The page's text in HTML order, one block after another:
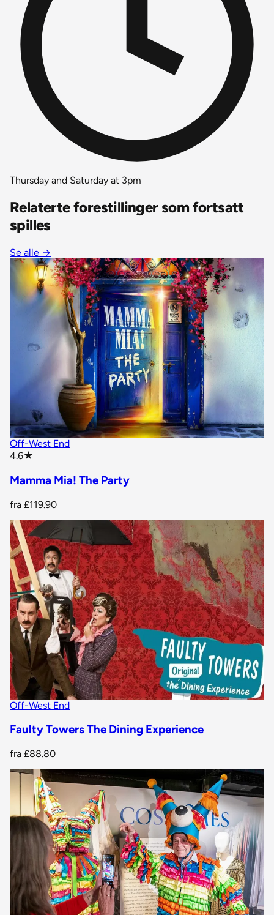
Thursday and Saturday at 3pm
Relaterte forestillinger som fortsatt
spilles
Se alle →
Off-West End
4.6★
Mamma Mia! The Party
fra £119.90
Off-West End
Faulty Towers The Dining Experience
fra £88.80